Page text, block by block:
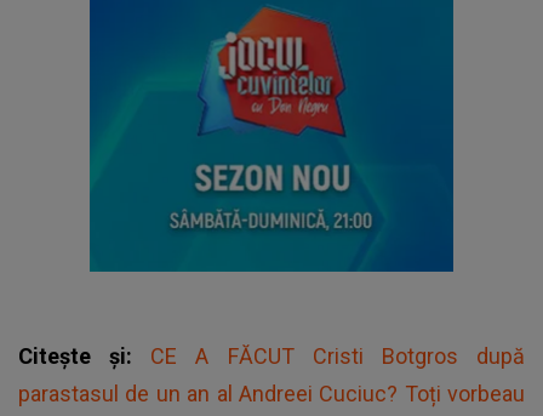
Citește și: CE A FĂCUT Cristi Botgros după
parastasul de un an al Andreei Cuciuc? Toți vorbeau